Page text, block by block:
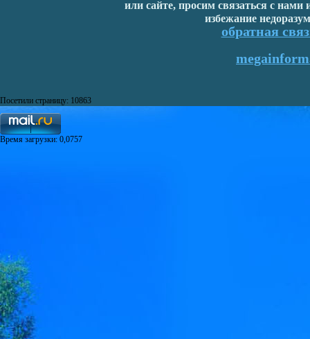
или сайте, просим связаться с
избежание
обратная
Посетили страницу: 10863
Время загрузки: 0,0757